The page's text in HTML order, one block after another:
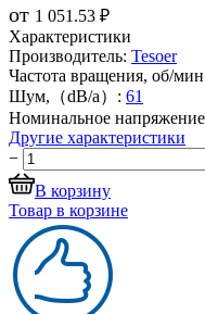
от 1 051.53 ₽
Характеристики
Производитель: Tesoer
Частота вращения, об/
Шум,（dB/a）: 61
Номинальное
Другие характеристики
−
В корзину
Товар в корзине